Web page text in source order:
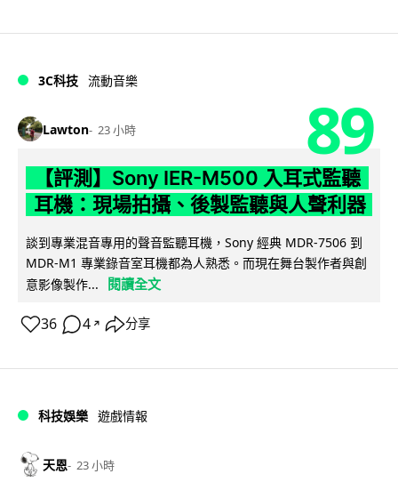
3C科技 流動音樂
Lawton 23 小時 89
【評測】Sony IER-M500 入耳式監聽
耳機：現場拍攝、後製監聽與人聲利器
談到專業混音專用的聲音監聽耳機，Sony 經典 MDR-7506 到
MDR-M1 專業錄音室耳機都為人熟悉。而現在舞台製作者與創
意影像製作...
閱讀全文
36 4 ↗ 分享
科技娛樂 遊戲情報
天恩 23 小時